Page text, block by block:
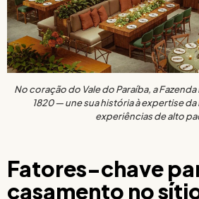
No coração do Vale do Paraíba, a
1820 — une sua história à expertise
experiências de alto
Fatores-chave
casamento no